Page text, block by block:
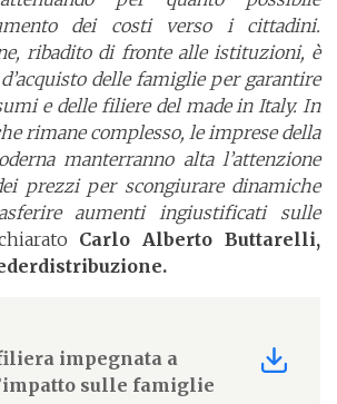
dei costi verso i cittadini.
ribadito di fronte alle istituzioni, è
delle famiglie per garantire
e delle filiere del made in Italy. In
rimane complesso, le imprese della
manterranno alta l’attenzione
prezzi per scongiurare dinamiche
aumenti ingiustificati sulle
Carlo Alberto Buttarelli,
impegnata a
sulle famiglie